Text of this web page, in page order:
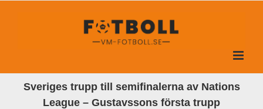
Sveriges trupp till semifinalerna av Nations
League – Gustavssons första trupp